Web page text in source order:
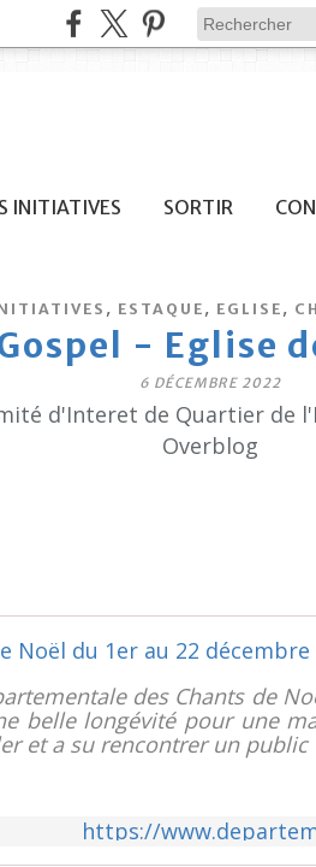
INITIATIVES SORTIR
, ESTAQUE , EGLISE ,
- Eglise
6 DÉCEMBRE 2022
d'Interet de Quartier de
Overblog
des Chants de
belle longévité pour une
et a su rencontrer un public
https://